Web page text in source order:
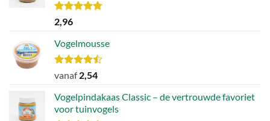
Waardering
4.78
2,96
Vogelmousse
Waardering
uit 5
vanaf2,54
Vogelpindakaas Classic – de vertrouwde favoriet
voor tuinvogels